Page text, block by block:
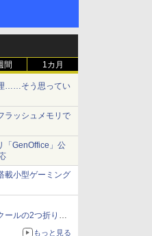
間 1カ月
……そう思ってい
ラッシュメモリで
「GenOffice」公
載小型ゲーミング
ールの2つ折りマ
なるギミックと
もっと見る